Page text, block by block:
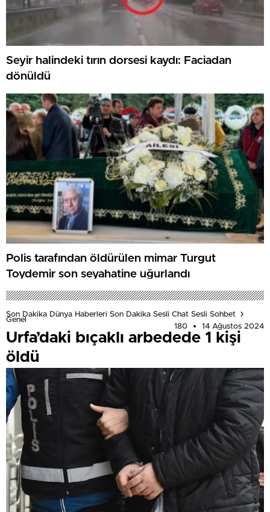
Seyir halindeki tırın dorsesi kaydı: Faciadan
dönüldü
Polis tarafından öldürülen mimar Turgut
Toydemir son seyahatine uğurlandı
Son Dakika Dünya Haberleri Son Dakika Sesli Chat Sesli Sohbet
Genel
180
14 Ağustos 2024
Urfa’daki bıçaklı arbedede 1 kişi
öldü